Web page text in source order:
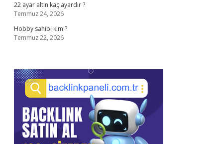
22 ayar altın kaç ayardır ?
Temmuz 24, 2026
Hobby sahibi kim ?
Temmuz 22, 2026